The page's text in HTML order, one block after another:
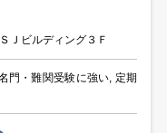
Ｊビルディング３Ｆ
門・難関受験に強い, 定期